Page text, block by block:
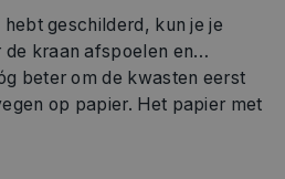
geschilderd, kun je je
kraan afspoelen en
beter om de kwasten eerst
op papier. Het papier met
gooi je bij het restafval.